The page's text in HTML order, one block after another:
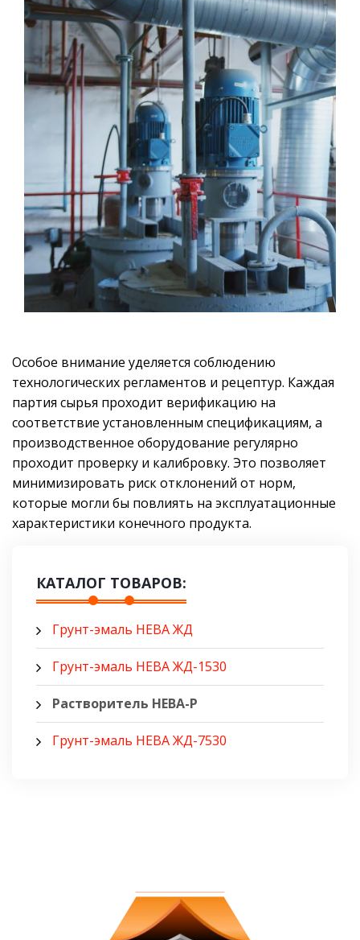
Особое внимание уделяется соблюдению
технологических регламентов и рецептур. Каждая
партия сырья проходит верификацию на
соответствие установленным спецификациям, а
производственное оборудование регулярно
проходит проверку и калибровку. Это позволяет
минимизировать риск отклонений от норм,
которые могли бы повлиять на эксплуатационные
характеристики конечного продукта.
КАТАЛОГ ТОВАРОВ:
Грунт-эмаль НЕВА ЖД
Грунт-эмаль НЕВА ЖД-1530
Растворитель НЕВА-Р
Грунт-эмаль НЕВА ЖД-7530